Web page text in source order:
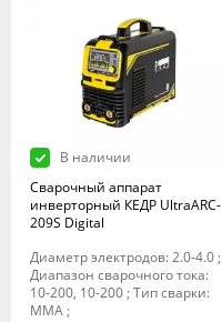
В наличии
Сварочный аппарат
инверторный КЕДР UltraARC-
209S Digital
Диаметр электродов: 2.0-4.0 ;
Диапазон сварочного тока:
10-200, 10-200 ; Тип сварки:
MMA ;